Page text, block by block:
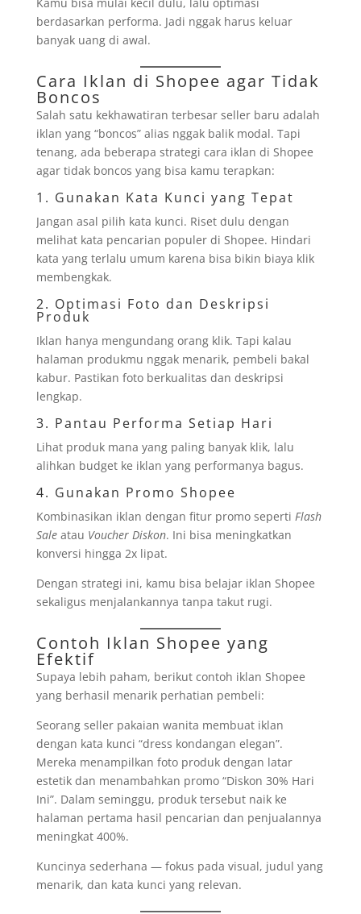
berdasarkan performa. Jadi nggak harus keluar
banyak uang di awal.
Cara Iklan di Shopee agar Tidak
Boncos
Salah satu kekhawatiran terbesar seller baru adalah
iklan yang “boncos” alias nggak balik modal. Tapi
tenang, ada beberapa strategi cara iklan di Shopee
agar tidak boncos yang bisa kamu terapkan:
1. Gunakan Kata Kunci yang Tepat
Jangan asal pilih kata kunci. Riset dulu dengan
melihat kata pencarian populer di Shopee. Hindari
kata yang terlalu umum karena bisa bikin biaya klik
membengkak.
2. Optimasi Foto dan Deskripsi
Produk
Iklan hanya mengundang orang klik. Tapi kalau
halaman produkmu nggak menarik, pembeli bakal
kabur. Pastikan foto berkualitas dan deskripsi
lengkap.
3. Pantau Performa Setiap Hari
Lihat produk mana yang paling banyak klik, lalu
alihkan budget ke iklan yang performanya bagus.
4. Gunakan Promo Shopee
Kombinasikan iklan dengan fitur promo seperti Flash
Saleatau Voucher Diskon. Ini bisa meningkatkan
konversi hingga 2x lipat.
Dengan strategi ini, kamu bisa belajar iklan Shopee
sekaligus menjalankannya tanpa takut rugi.
Contoh Iklan Shopee yang
Efektif
Supaya lebih paham, berikut contoh iklan Shopee
yang berhasil menarik perhatian pembeli:
Seorang seller pakaian wanita membuat iklan
dengan kata kunci “dress kondangan elegan”.
Mereka menampilkan foto produk dengan latar
estetik dan menambahkan promo “Diskon 30% Hari
Ini”. Dalam seminggu, produk tersebut naik ke
halaman pertama hasil pencarian dan penjualannya
meningkat 400%.
Kuncinya sederhana — fokus pada visual, judul yang
menarik, dan kata kunci yang relevan.